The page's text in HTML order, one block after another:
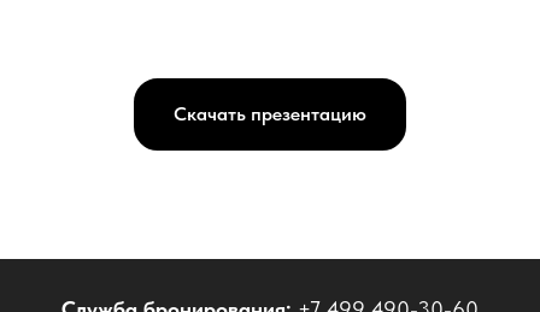
Скачать презентацию
Служба бронирования:
Заказать звонок